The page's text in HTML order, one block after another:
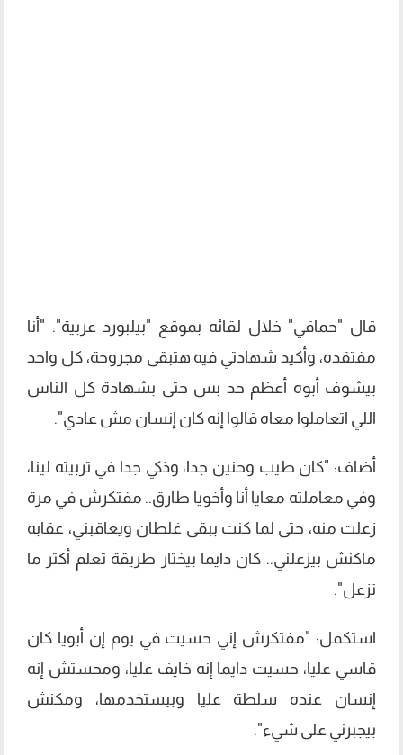
قال "حماقي" خلال لقائه بموقع "بيلبورد عربية": "أنا
مفتقده، وأكيد شهادتي فيه هتبقى مجروحة، كل واحد
بيشوف أبوه أعظم حد بس حتى بشهادة كل الناس
اللي اتعاملوا معاه قالوا إنه كان إنسان مش عادي".
أضاف: "كان طيب وحنين جدا، وذكي جدا في تربيته لينا،
وفي معاملته معايا أنا وأخويا طارق.. مفتكرش في مرة
زعلت منه، حتى لما كنت ببقى غلطان ويعاقبني، عقابه
ماكنش بيزعلني.. كان دايما بيختار طريقة تعلم أكتر ما
تزعل".
استكمل: "مفتكرش إني حسيت في يوم إن أبويا كان
قاسي عليا، حسيت دايما إنه خايف عليا، ومحستش إنه
إنسان عنده سلطة عليا وبيستخدمها، ومكنش
بيجبرني على شيء".